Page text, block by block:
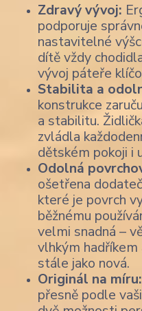
Zdravý vývoj:
podporuje
nastavitelné
dítě vždy
vývoj páteře
Stabilita a
konstrukce
a stabilitu.
zvládla
dětském pokoji i
Odolná
ošetřena
které je povrch
běžnému
velmi snadná –
vlhkým
stále jako nová.
Originál na míru:
přesně podle